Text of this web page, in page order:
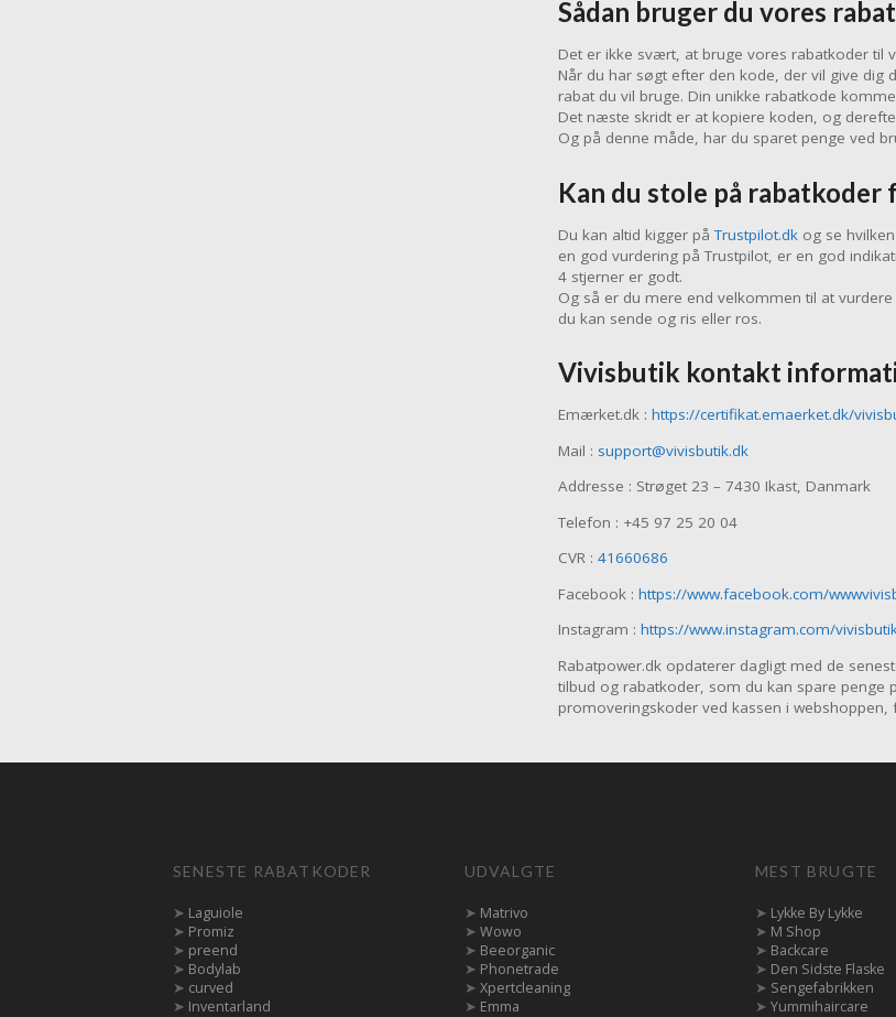
Sådan bruger du vores
Det er ikke svært, at bruge vores rabatkoder til
Når du har søgt efter den kode, der vil give dig
rabat du vil bruge. Din unikke rabatkode
Det næste skridt er at kopiere koden, og
Og på denne måde, har du sparet penge ved
Kan du stole på
Du kan altid kigger påTrustpilot.dk og se
en god vurdering på Trustpilot, er en god
4 stjerner er godt.
Og så er du mere end velkommen til at
du kan sende og ris eller ros.
Vivisbutik kontakt
Emærket.dk : https://certifikat.emaerket.dk/
Mail : support@vivisbutik.dk
Addresse : Strøget 23 – 7430 Ikast, Danmark
Telefon : +45 97 25 20 04
CVR : 41660686
Facebook : https://www.facebook.com/
Instagram : https://www.instagram.com/
Rabatpower.dk opdaterer dagligt med de
tilbud og rabatkoder, som du kan spare penge
promoveringskoder ved kassen i
SENESTE RABATKODER
➤ Laguiole
➤ Promiz
➤ preend
➤ Bodylab
➤ curved
➤ Inventarland
UDVALGTE
➤ Matrivo
➤ Wowo
➤ Beeorganic
➤ Phonetrade
➤ Xpertcleaning
➤ Emma
MEST BRUGTE
➤ Lykke By Lykke
➤ M Shop
➤ Backcare
➤ Den Sidste Flaske
➤ Sengefabrikken
➤ Yummihaircare